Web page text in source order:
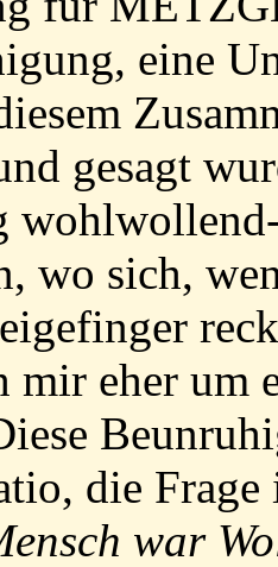
eine
gesagt
wo sich,
mir eher
die
war